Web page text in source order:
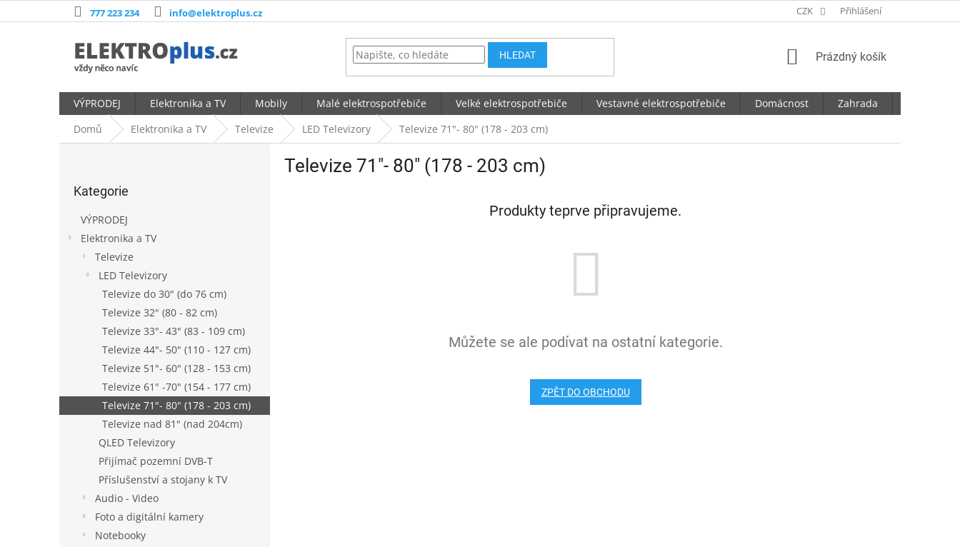
na
777 223 234 info@elektroplus.cz CZK Přihlášení
HLEDAT
NÁKUPNÍ
Prázdný košík
VÝPRODEJ Elektronika a TV Mobily Malé elektrospotřebiče Velké elektrospotřebiče Vestavné elektrospotřebiče Domácnost Zahrada
Domů
Elektronika a TV Televize LED Televizory Televize 71"- 80" (178 - 203 cm)
kategorie
Kategorie
VÝPRODEJ
Elektronika a TV
Televize
LED Televizory
Televize do 30" (do 76 cm)
Televize 32" (80 - 82 cm)
Televize 33"- 43" (83 - 109 cm)
Televize 44"- 50" (110 - 127 cm)
Televize 51"- 60" (128 - 153 cm)
Televize 61" -70" (154 - 177 cm)
Televize 71"- 80" (178 - 203 cm)
Televize nad 81" (nad 204cm)
QLED Televizory
Přijímač pozemní DVB-T
Příslušenství a stojany k TV
Audio - Video
Foto a digitální kamery
Notebooky
Televize 71"- 80" (178 - 203 cm)
Produkty teprve připravujeme.
Můžete se ale podívat na ostatní kategorie.
ZPĚT DO OBCHODU